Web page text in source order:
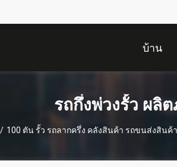
บ้าน
รถกึ่งพ่วงรั้ว ผลิ
/ 100 ตัน รั้ว รถลากครึ่ง คลังสินค้า รถขนส่งสินค้